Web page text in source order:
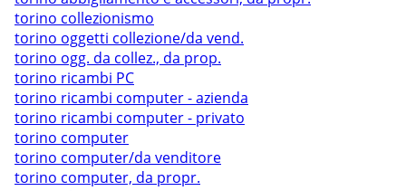
torino collezionismo
torino oggetti collezione/da vend.
torino ogg. da collez., da prop.
torino ricambi PC
torino ricambi computer - azienda
torino ricambi computer - privato
torino computer
torino computer/da venditore
torino computer, da propr.